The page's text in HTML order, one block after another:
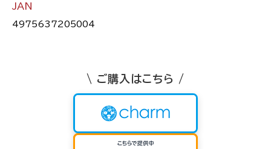
JAN
4975637205004
\ ご購入はこちら /